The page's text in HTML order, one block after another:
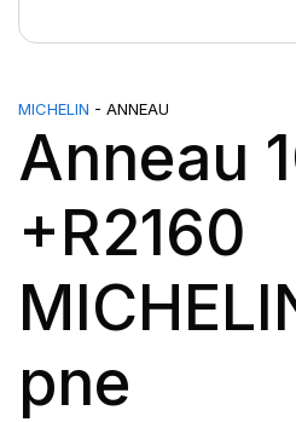
MICHELIN - ANNEAU
Anneau
+R2160
pne